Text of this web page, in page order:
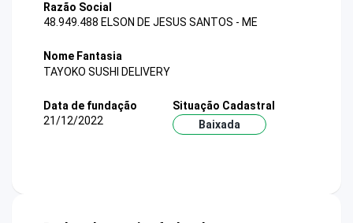
Razão Social
48.949.488 ELSON DE JESUS SANTOS - ME
Nome Fantasia
TAYOKO SUSHI DELIVERY
Data de fundação
21/12/2022
Situação Cadastral
Baixada